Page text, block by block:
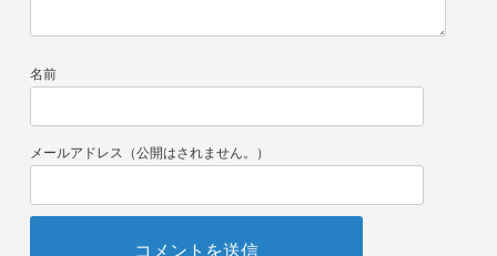
名前
メールアドレス（公開はされません。）